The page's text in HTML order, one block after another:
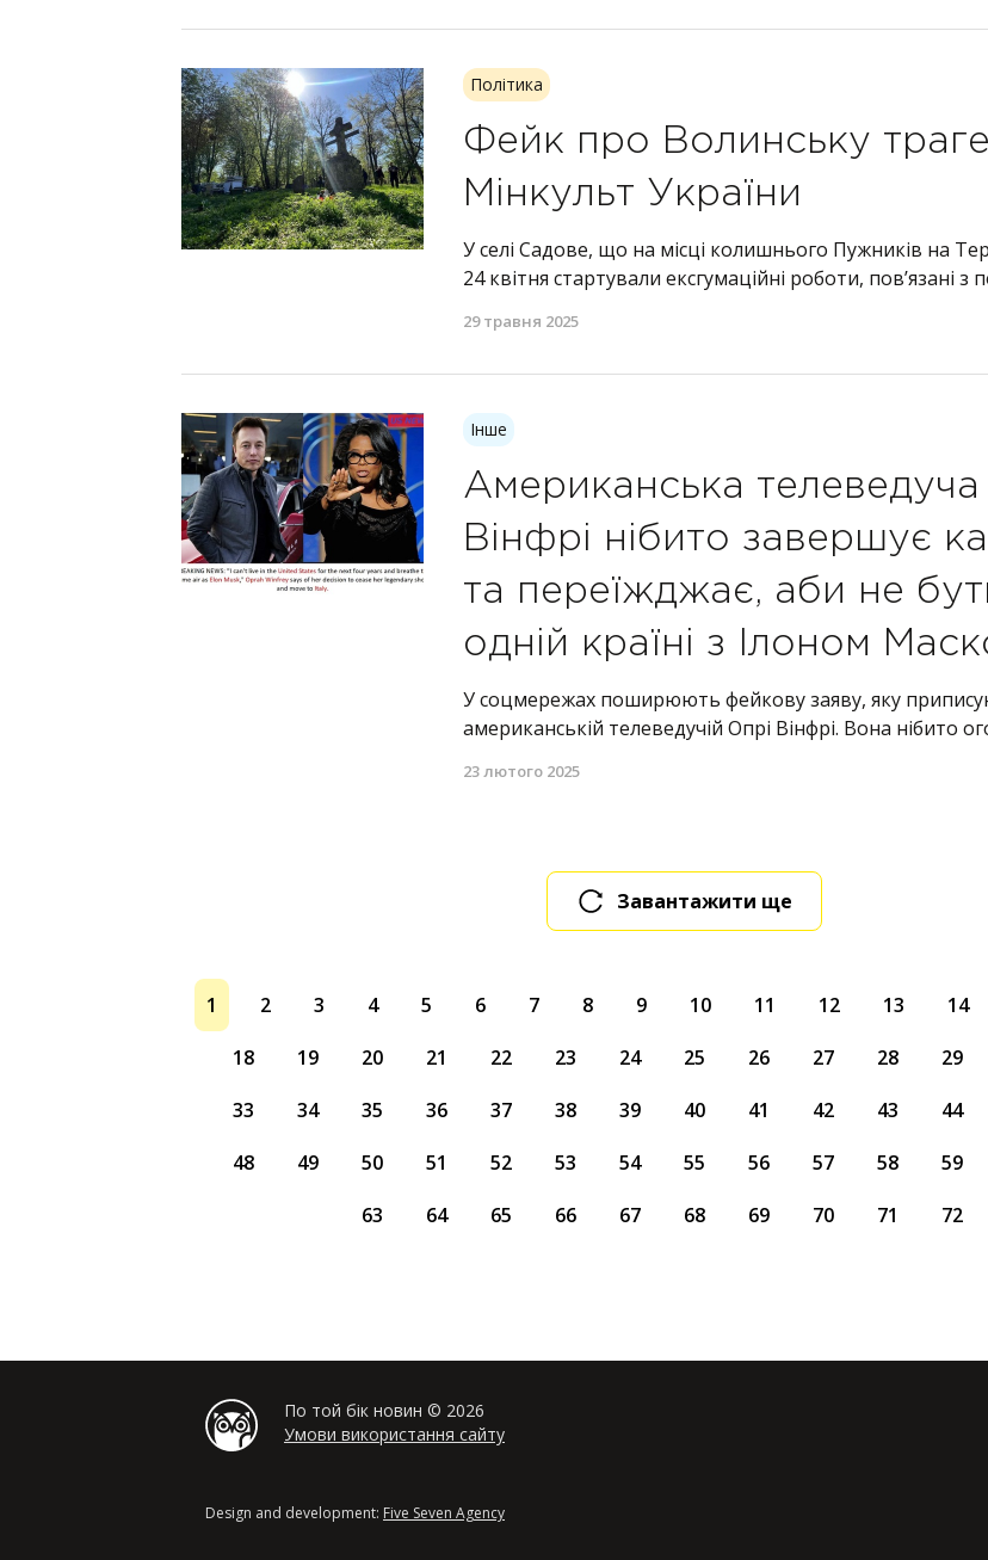
Політика
Фейк про Волинську
Мінкульт України
У селі Садове, що на місці колишнього Пужників на
24 квітня стартували ексгумаційні роботи, пов’язані з
29 травня 2025
Інше
Американська телеведуча
Вінфрі нібито завершує
та переїжджає, аби не
одній країні з Ілоном
У соцмережах поширюють фейкову заяву, яку
американській телеведучій Опрі Вінфрі. Вона нібито
23 лютого 2025
Завантажити ще
1 2 3 4 5 6 7 8 9 10 11 12 13 14
18
19 20 21 22 23 24 25 26 27 28 29
33
34 35 36 37 38 39 40 41 42 43 44
48
49 50 51 52 53 54 55 56 57 58 59
63
64 65 66 67 68 69 70 71 72
По той бік новин © 2026
Умови використання сайту
Design and development: Five Seven Agency